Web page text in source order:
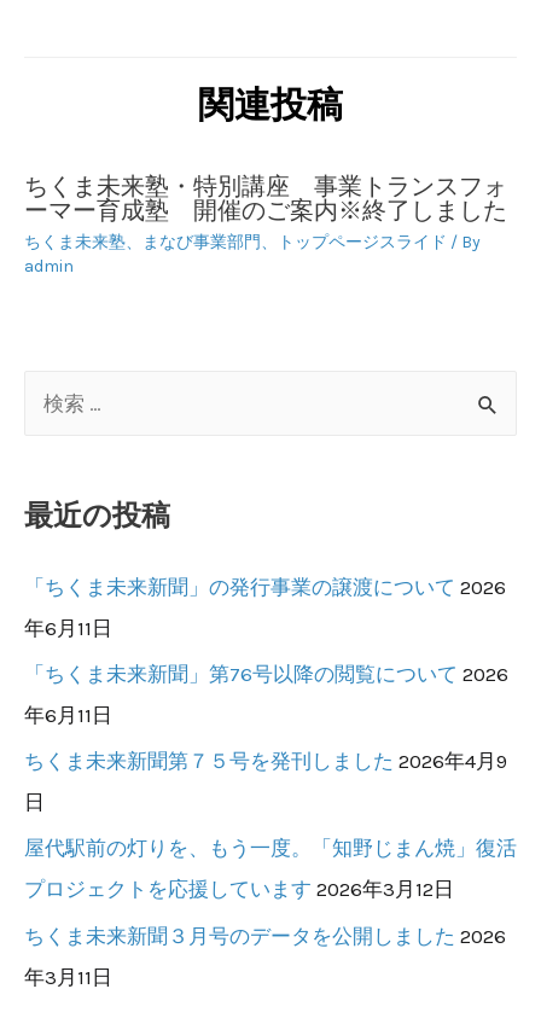
象
最近の投稿
「ちくま未来新聞」の発行事業の譲渡について 2026
年6月11日
「ちくま未来新聞」第76号以降の閲覧について 2026
年6月11日
ちくま未来新聞第７５号を発刊しました 2026年4月9
日
屋代駅前の灯りを、もう一度。「知野じまん焼」復活
プロジェクトを応援しています 2026年3月12日
ちくま未来新聞３月号のデータを公開しました 2026
年3月11日
シ
ョ
ン
関連投稿
ちくま未来塾・特別講座 事業トランスフォ
ーマー育成塾 開催のご案内※終了しました
ちくま未来塾、 まなび事業部門、 トップページスライド / By
admin